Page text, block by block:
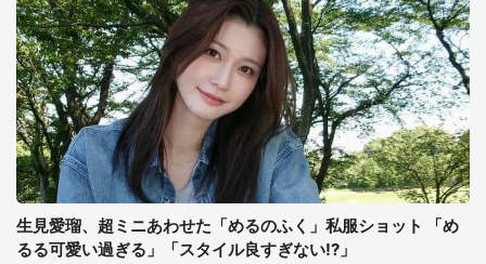
生見愛瑠、超ミニあわせた「めるのふく」私服ショット 「め
るる可愛い過ぎる」「スタイル良すぎない!?」